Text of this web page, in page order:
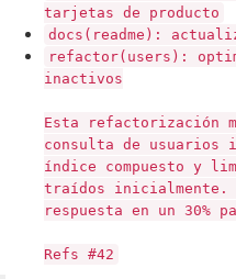
tarjetas de producto
docs(readme):
refactor(users):
inactivos
Esta refactorización
consulta de
índice compuesto y
traídos inicialmente.
respuesta en un 30%
Refs #42